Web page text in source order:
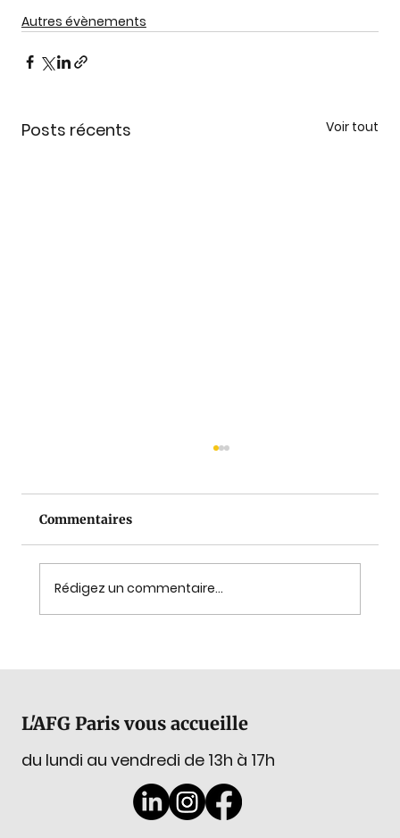
Autres évènements
Posts récents Voir tout
renouvellement du Conseil
Commentaires
Rédigez un commentaire...
L'AFG Paris vous accueille
du lundi au vendredi de 13h à 17h